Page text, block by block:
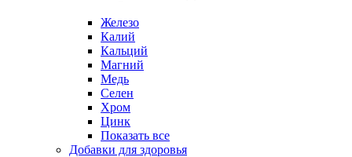
Железо
Калий
Кальций
Магний
Медь
Селен
Хром
Цинк
Показать все
Добавки для здоровья